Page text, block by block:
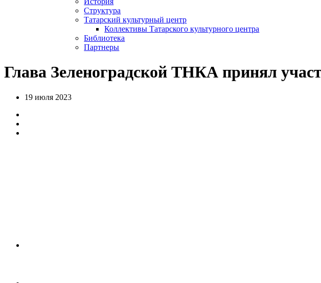
Структура
Татарский культурный центр
Коллективы Татарского культурного центра
Библиотека
Партнеры
Глава Зеленоградской ТНКА принял
19 июля 2023